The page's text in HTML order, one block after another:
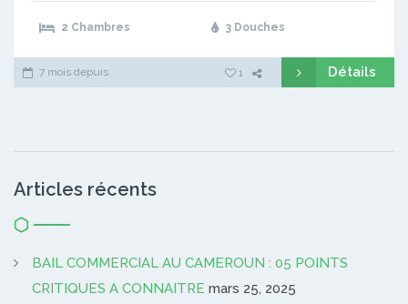
2 Chambres 3 Douches
7 mois depuis 1 Détails
Articles récents
BAIL COMMERCIAL AU CAMEROUN : 05 POINTS
CRITIQUES A CONNAITRE mars 25, 2025